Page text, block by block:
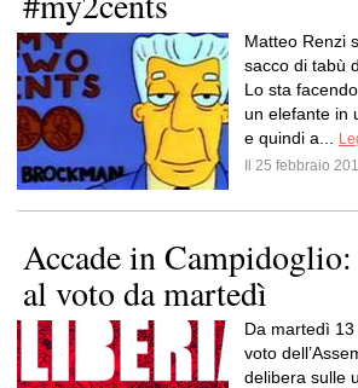
Matteo Renzi
sacco di tabù
Lo sta
un elefante in
e quindi a...
Il 25 febbraio
Accade in
al voto da martedì
Da martedì
voto
delibera sulle